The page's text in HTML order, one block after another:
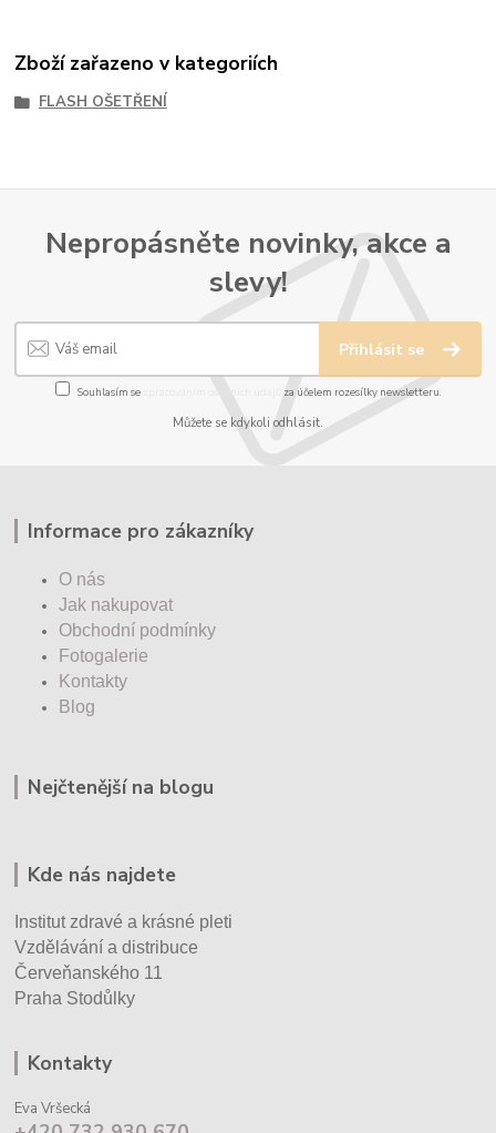
Zboží zařazeno v kategoriích
FLASH OŠETŘENÍ
Nepropásněte novinky, akce a
slevy!
Přihlásit se
Souhlasím se za účelem rozesílky newsletteru.
Můžete se kdykoli odhlásit.
Informace pro zákazníky
O nás
Jak nakupovat
Obchodní podmínky
Fotogalerie
Kontakty
Blog
Nejčtenější na blogu
Kde nás najdete
Institut zdravé a krásné pleti
Vzdělávání a distribuce
Červeňanského 11
Praha Stodůlky
Kontakty
Eva Vršecká